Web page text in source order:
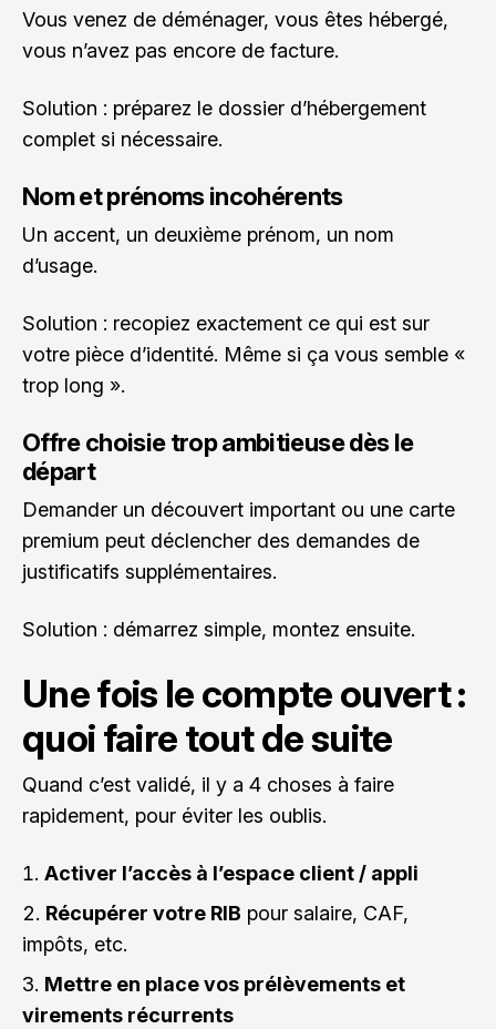
Vous venez de déménager, vous êtes hébergé,
vous n’avez pas encore de facture.
Solution : préparez le dossier d’hébergement
complet si nécessaire.
Nom et prénoms incohérents
Un accent, un deuxième prénom, un nom
d’usage.
Solution : recopiez exactement ce qui est sur
votre pièce d’identité. Même si ça vous semble «
trop long ».
Offre choisie trop ambitieuse dès le
départ
Demander un découvert important ou une carte
premium peut déclencher des demandes de
justificatifs supplémentaires.
Solution : démarrez simple, montez ensuite.
Une fois le compte ouvert :
quoi faire tout de suite
Quand c’est validé, il y a 4 choses à faire
rapidement, pour éviter les oublis.
Activer l’accès à l’espace client / appli
Récupérer votre RIB pour salaire, CAF,
impôts, etc.
Mettre en place vos prélèvements et
virements récurrents